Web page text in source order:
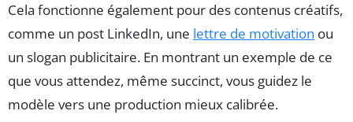
Cela fonctionne également pour des contenus créatifs,
comme un post LinkedIn, une lettre de motivation ou
un slogan publicitaire. En montrant un exemple de ce
que vous attendez, même succinct, vous guidez le
modèle vers une production mieux calibrée.